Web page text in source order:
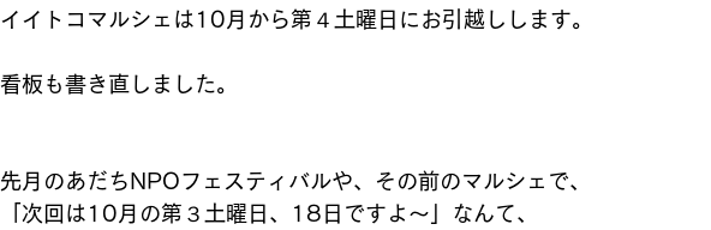
イイトコマルシェは10月から第４土曜日にお引越しします。
看板も書き直しました。
先月のあだちNPOフェスティバルや、その前のマルシェで、
「次回は10月の第３土曜日、18日ですよ〜」なんて、